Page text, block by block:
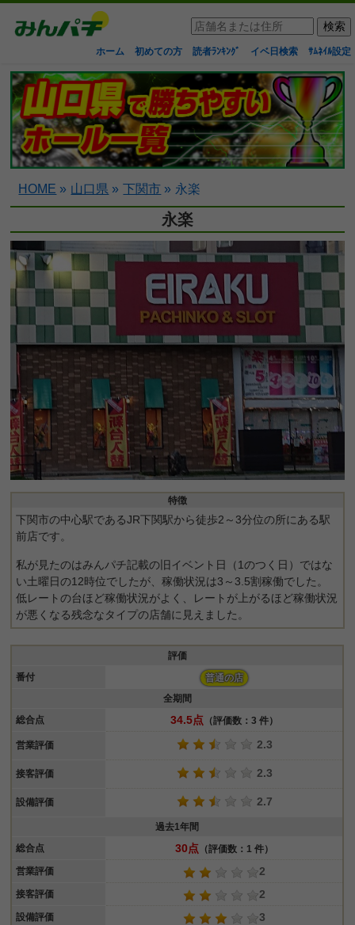
ホーム 初めての方 読者ﾗﾝｷﾝｸﾞ イベ日検索 ｻﾑﾈｲﾙ設定
HOME » 山口県 » 下関市 » 永楽
永楽
特徴
下関市の中心駅であるJR下関駅から徒歩2～3分位の所にある駅
前店です。
私が見たのはみんパチ記載の旧イベント日（1のつく日）ではな
い土曜日の12時位でしたが、稼働状況は3～3.5割稼働でした。
低レートの台ほど稼働状況がよく、レートが上がるほど稼働状況
が悪くなる残念なタイプの店舗に見えました。
評価
番付
普通の店
全期間
総合点
34.5点 （評価数：3 件）
営業評価 2.3
接客評価 2.3
設備評価 2.7
過去1年間
総合点
30点
（評価数：1 件）
営業評価
2
接客評価 2
設備評価 3